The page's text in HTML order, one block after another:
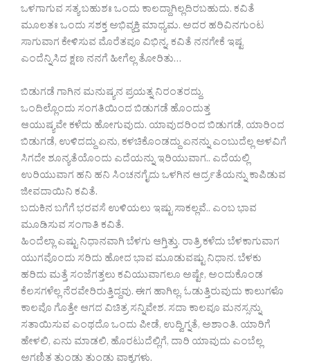
ಒಳಗಾಗುವ ಸತ್ಯ ಬಹುಶಃ ಒಂದು ಕಾಲದ್ದಾಗಿಲ್ಲದಿರಬಹುದು. ಕವಿತೆ
ಮೂಲತಃ ಒಂದು ಸಶಕ್ತ ಅಭಿವ್ಯಕ್ತಿ ಮಾಧ್ಯಮ. ಅದರ ಹರಿವಿನಗುಂಟ
ಸಾಗುವಾಗ ಕೇಳಿಸುವ ಮೊರೆತವೂ ವಿಭಿನ್ನ. ಕವಿತೆ ನನಗೇಕೆ ಇಷ್ಟ
ಎಂದೆನ್ನಿಸಿದ ಕ್ಷಣ ನನಗೆ ಹೀಗೆಲ್ಲ ತೋರಿತು…
ಬಿಡುಗಡೆ ಗಾಗಿನ ಮನುಷ್ಯನ ಪ್ರಯತ್ನ ನಿರಂತರದ್ದು.
ಒಂದಿಲ್ಲೊಂದು ಸಂಗತಿಯಿಂದ ಬಿಡುಗಡೆ ಹೊಂದುತ್ತ
ಆಯುಷ್ಯವೇ ಕಳೆದು ಹೋಗುವುದು. ಯಾವುದರಿಂದ ಬಿಡುಗಡೆ, ಯಾರಿಂದ
ಬಿಡುಗಡೆ, ಉಳಿದದ್ದು ಏನು, ಕಳಚಿಕೊಂಡದ್ದು ಏನನ್ನು ಎಂಬುದೆಲ್ಲ ಅಳವಿಗೆ
ಸಿಗದೇ ಶೂನ್ಯತೆಯೊಂದು ಎದೆಯನ್ನು ಇರಿಯುವಾಗ.. ಎದೆಯಲ್ಲಿ
ಉರಿಯುವಾಗ ಹನಿ ಹನಿ ಸಿಂಚನಗೈದು ಒಳಗಿನ ಆರ್ದ್ರತೆಯನ್ನು ಕಾಪಿಡುವ
ಜೀವದಾಯಿನಿ ಕವಿತೆ.
ಬದುಕಿನ ಬಗೆಗೆ ಭರವಸೆ ಉಳಿಯಲು ಇಷ್ಟು ಸಾಕಲ್ಲವೆ.. ಎಂಬ ಭಾವ
ಮೂಡಿಸುವ ಸಂಗಾತಿ ಕವಿತೆ.
ಹಿಂದೆಲ್ಲಾ ಎಷ್ಟು ನಿಧಾನವಾಗಿ ಬೆಳಗು ಆಗ್ತಿತ್ತು. ರಾತ್ರಿ ಕಳೆದು ಬೆಳಕಾಗುವಾಗ
ಯುಗವೊಂದು ಸರಿದು ಹೋದ ಭಾವ ಮೂಡುವಷ್ಟು ನಿಧಾನ. ಬೆಳಕು
ಹರಿದು ಮತ್ತೆ ಸಂಜೆಗತ್ತಲು ಕವಿಯುವಾಗಲೂ ಅಷ್ಟೇ, ಅಂದುಕೊಂಡ
ಕೆಲಸಗಳೆಲ್ಲ ನೆರವೇರಿರುತ್ತಿದ್ದವು. ಈಗ ಹಾಗಿಲ್ಲ. ಓಡುತ್ತಿರುವುದು ಕಾಲುಗಳೊ
ಕಾಲವೊ ಗೊತ್ತೇ ಆಗದ ವಿಚಿತ್ರ ಸನ್ನಿವೇಶ. ಸದಾ ಕಾಲವೂ ಮನಸ್ಸನ್ನು
ಸತಾಯಿಸುವ ಎಂಥದೊ ಒಂದು ಪೀಡೆ, ಉದ್ವಿಗ್ನತೆ, ಅಶಾಂತಿ. ಯಾರಿಗೆ
ಹೇಳಲಿ, ಏನು ಮಾಡಲಿ, ಹೊರಟುದೆಲ್ಲಿಗೆ, ದಾರಿ ಯಾವುದು ಎಂಬೆಲ್ಲ
ಅಗಣಿತ ತುಂಡು ತುಂಡು ವಾಕ್ಯಗಳು.